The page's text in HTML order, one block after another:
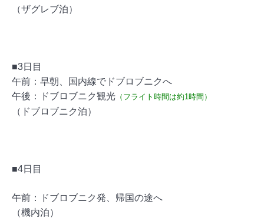
（ザグレブ泊）
■3日目
午前：早朝、国内線でドブロブニクへ
午後：ドブロブニク観光 （フライト時間は約1時間）
（ドブロブニク泊）
■4日目
午前：ドブロブニク発、帰国の途へ
（機内泊）